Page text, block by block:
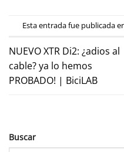
Esta entrada fue publicada
NUEVO XTR Di2: ¿adios al
cable? ya lo hemos
PROBADO! | BiciLAB
Buscar